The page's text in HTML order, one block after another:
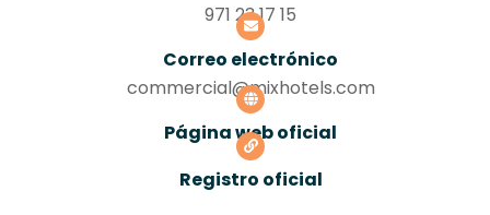
971 23 17 15
Correo electrónico
commercial@mixhotels.com
Página web oficial
Registro oficial